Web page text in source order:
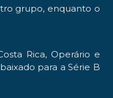
grupo, enquanto o
Rica, Operário e
para a Série B